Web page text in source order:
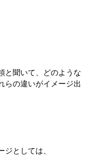
と聞いて、どのような
らの違いがイメージ出
としては、